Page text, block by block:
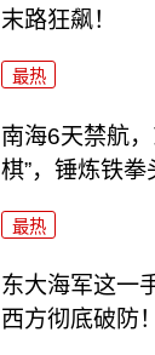
末路狂飙！
最热
南海6天禁航
棋”，锤炼铁拳
最热
东大海军这一
西方彻底破防！